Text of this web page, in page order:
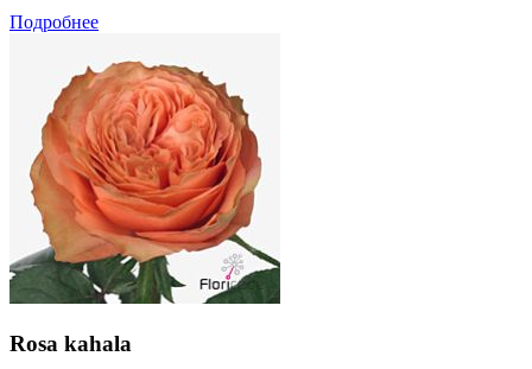
Подробнее
Rosa kahala